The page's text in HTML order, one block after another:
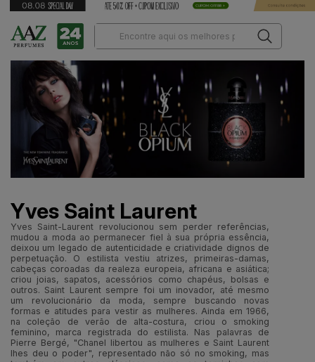
Yves Saint Laurent
Yves Saint-Laurent revolucionou sem perder referências,
mudou a moda ao permanecer fiel à sua própria essência,
deixou um legado de autenticidade e criatividade dignos de
perpetuação. O estilista vestiu atrizes, primeiras-damas,
cabeças coroadas da realeza europeia, africana e asiática;
criou joias, sapatos, acessórios como chapéus, bolsas e
outros. Saint Laurent sempre foi um inovador, até mesmo
um revolucionário da moda, sempre buscando novas
formas e atitudes para vestir as mulheres. Ainda em 1966,
na coleção de verão de alta-costura, criou o smoking
feminino, marca registrada do estilista. Nas palavras de
Pierre Bergé, "Chanel libertou as mulheres e Saint Laurent
lhes deu o poder", representado não só no smoking, mas